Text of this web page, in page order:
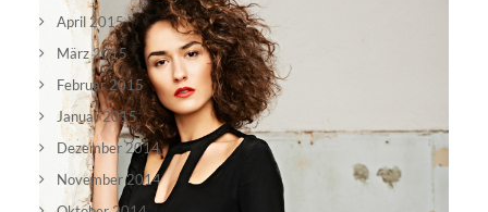
April 2015
März 2015
Februar 2015
Januar 2015
Dezember 2014
November 2014